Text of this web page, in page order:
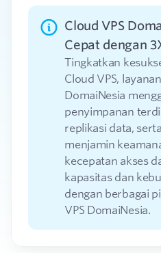
Cloud VPS
Cepat dengan
Tingkatkan
Cloud VPS,
DomaiNesia
penyimpanan
replikasi data,
menjamin
kecepatan akses
kapasitas dan
dengan berbagai
VPS DomaiNesia.